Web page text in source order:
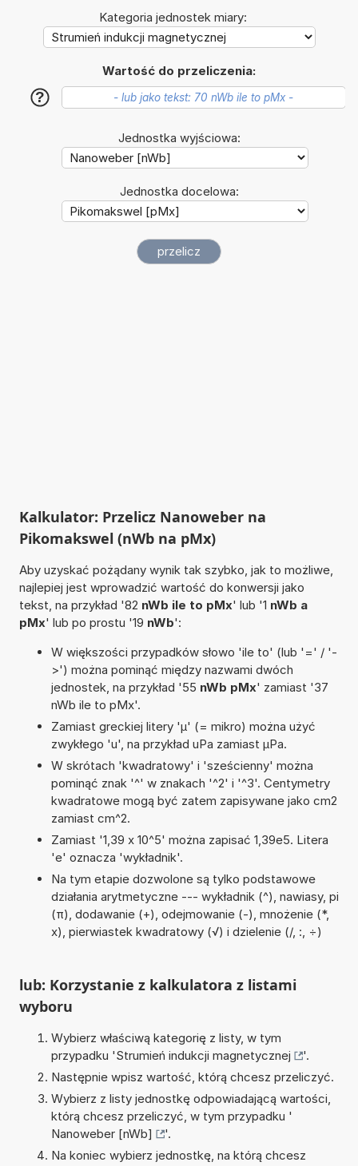
Kategoria jednostek miary:
Wartość do przeliczenia:
?
Jednostka wyjściowa:
Jednostka docelowa:
Kalkulator: Przelicz Nanoweber na
Pikomakswel (nWb na pMx)
Aby uzyskać pożądany wynik tak szybko, jak to możliwe,
najlepiej jest wprowadzić wartość do konwersji jako
tekst, na przykład '82 nWb ile to pMx' lub '1 nWb a
pMx' lub po prostu '19 nWb':
W większości przypadków słowo 'ile to' (lub '=' / '-
>') można pominąć między nazwami dwóch
jednostek, na przykład '55 nWb pMx' zamiast '37
nWb ile to pMx'.
Zamiast greckiej litery 'µ' (= mikro) można użyć
zwykłego 'u', na przykład uPa zamiast µPa.
W skrótach 'kwadratowy' i 'sześcienny' można
pominąć znak '^' w znakach '^2' i '^3'. Centymetry
kwadratowe mogą być zatem zapisywane jako cm2
zamiast cm^2.
Zamiast '1,39 x 10^5' można zapisać 1,39e5. Litera
'e' oznacza 'wykładnik'.
Na tym etapie dozwolone są tylko podstawowe
działania arytmetyczne --- wykładnik (^), nawiasy, pi
(π), dodawanie (+), odejmowanie (-), mnożenie (*,
x), pierwiastek kwadratowy (√) i dzielenie (/, :, ÷)
lub: Korzystanie z kalkulatora z listami
wyboru
Wybierz właściwą kategorię z listy, w tym
przypadku 'Strumień indukcji magnetycznej
'.
Następnie wpisz wartość, którą chcesz przeliczyć.
Wybierz z listy jednostkę odpowiadającą wartości,
którą chcesz przeliczyć, w tym przypadku '
Nanoweber [nWb]
'.
Na koniec wybierz jednostkę, na którą chcesz